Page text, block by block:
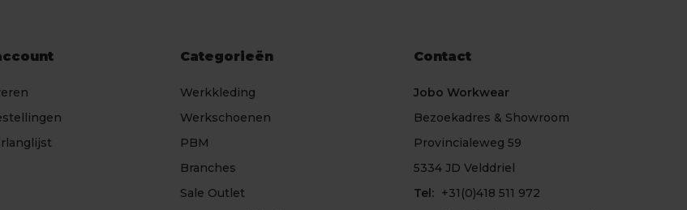
Categorieën
Werkkleding
Werkschoenen
PBM
Branches
Sale Outlet
Contact
Jobo Workwear
Bezoekadres & Showroom
Provincialeweg 59
5334 JD Velddriel
Tel: +31(0)418 511 972